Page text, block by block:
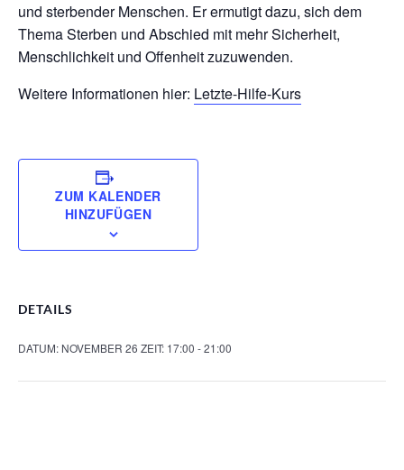
und sterbender Menschen. Er ermutigt dazu, sich dem
Thema Sterben und Abschied mit mehr Sicherheit,
Menschlichkeit und Offenheit zuzuwenden.
Weitere Informationen hier: Letzte-Hilfe-Kurs
ZUM KALENDER
HINZUFÜGEN
DETAILS
DATUM: NOVEMBER 26 ZEIT: 17:00 - 21:00